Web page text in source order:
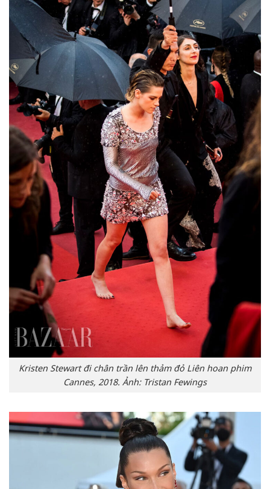
Kristen Stewart đi chân trần lên thảm đỏ Liên hoan phim
Cannes, 2018. Ảnh: Tristan Fewings